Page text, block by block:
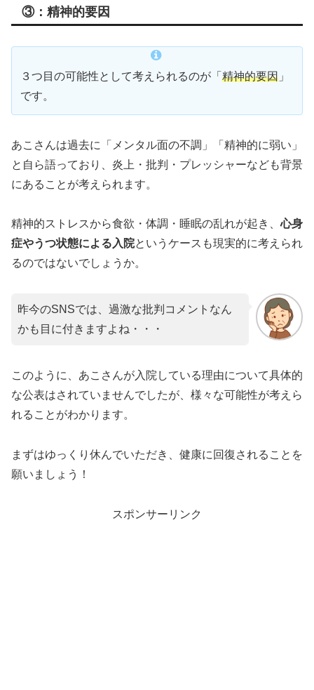
③：精神的要因
３つ目の可能性として考えられるのが「 精神的要因 」
です。
あこさんは過去に「メンタル面の不調」「精神的に弱い」
と自ら語っており、炎上・批判・プレッシャーなども背景
にあることが考えられます。
精神的ストレスから食欲・体調・睡眠の乱れが起き、心身
症やうつ状態による入院というケースも現実的に考えられ
るのではないでしょうか。
昨今のSNSでは、過激な批判コメントなん
かも目に付きますよね・・・
このように、あこさんが入院している理由について具体的
な公表はされていませんでしたが、様々な可能性が考えら
れることがわかります。
まずはゆっくり休んでいただき、健康に回復されることを
願いましょう！
スポンサーリンク